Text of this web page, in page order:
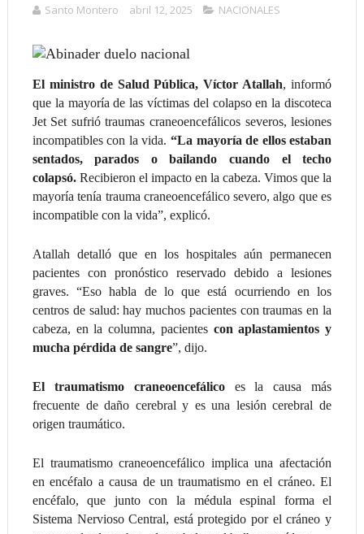
Santo Montero abril 12, 2025 NACIONALES
El ministro de Salud Pública, Víctor Atallah, informó
que la mayoría de las víctimas del colapso en la discoteca
Jet Set sufrió traumas craneoencefálicos severos, lesiones
incompatibles con la vida. “La mayoría de ellos estaban
sentados, parados o bailando cuando el techo
colapsó.Recibieron el impacto en la cabeza. Vimos que la
mayoría tenía trauma craneoencefálico severo, algo que es
incompatible con la vida”, explicó.
Atallah detalló que en los hospitales aún permanecen
pacientes con pronóstico reservado debido a lesiones
graves. “Eso habla de lo que está ocurriendo en los
centros de salud: hay muchos pacientes con traumas en la
cabeza, en la columna, pacientes con aplastamientos y
mucha pérdida de sangre”, dijo.
El traumatismo craneoencefálicoes la causa más
frecuente de daño cerebral y es una lesión cerebral de
origen traumático.
El traumatismo craneoencefálico implica una afectación
en encéfalo a causa de un traumatismo en el cráneo. El
encéfalo, que junto con la médula espinal forma el
Sistema Nervioso Central, está protegido por el cráneo y